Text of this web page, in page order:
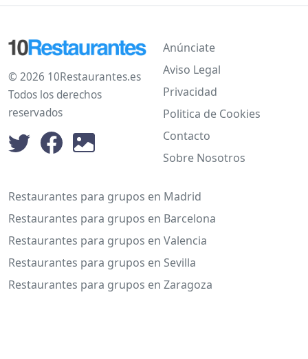
© 2026 10Restaurantes.es
Todos los derechos
reservados
Anúnciate
Aviso Legal
Privacidad
Politica de Cookies
Contacto
Sobre Nosotros
Restaurantes para grupos en Madrid
Restaurantes para grupos en Barcelona
Restaurantes para grupos en Valencia
Restaurantes para grupos en Sevilla
Restaurantes para grupos en Zaragoza